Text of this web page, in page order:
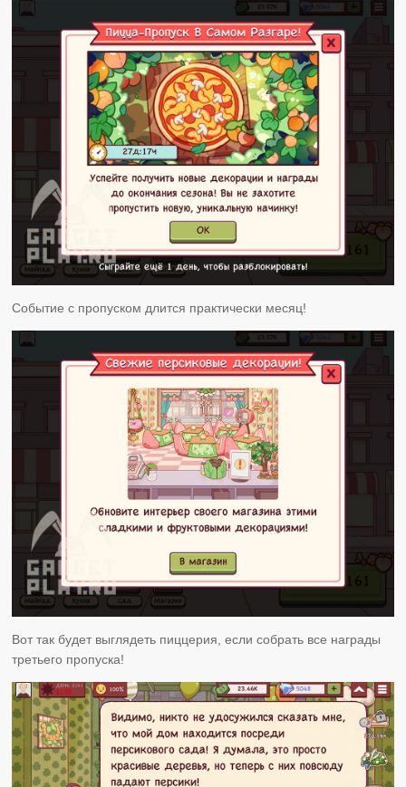
Событие с пропуском длится практически месяц!
Вот так будет выглядеть пиццерия, если собрать все награды
третьего пропуска!